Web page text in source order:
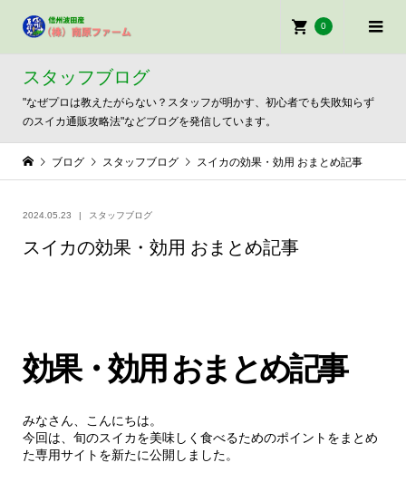
0
スタッフブログ
"なぜプロは教えたがらない？スタッフが明かす、初心者でも失敗知らず
のスイカ通販攻略法"などブログを発信しています。
ブログ スタッフブログ スイカの効果・効用 おまとめ記事
2024.05.23 スタッフブログ
スイカの効果・効用 おまとめ記事
効果・効用 おまとめ記事
みなさん、こんにちは。
今回は、旬のスイカを美味しく食べるためのポイントをまとめ
た専用サイトを新たに公開しました。